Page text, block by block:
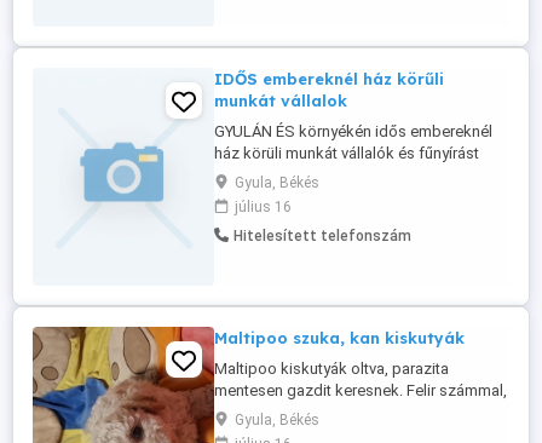
IDŐS embereknél ház körűli
munkát vállalok
GYULÁN ÉS környékén idős embereknél
ház körüli munkát vállalók és fűnyírást
meg egyéb kerti munkákat is érdeklődni
lehet a meg adót telefon számon..
Gyula, Békés
július 16
Hitelesített telefonszám
Maltipoo szuka, kan kiskutyák
Maltipoo kiskutyák oltva, parazita
mentesen gazdit keresnek. Felir számmal,
telephely engedéllyel rendelkezem.
06202910604
Gyula, Békés